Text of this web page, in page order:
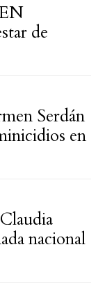
de
Serdán
en
nacional